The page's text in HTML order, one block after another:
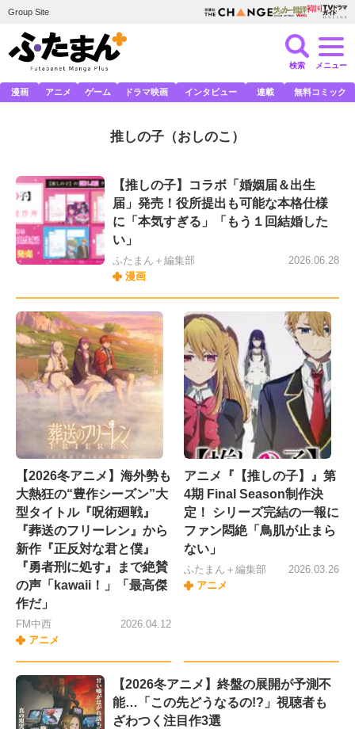
Group Site
検索 メニュー
漫画 アニメ ゲーム ドラマ映画 インタビュー 連載 無料コミック
推しの子 （おしのこ）
【推しの子】コラボ「婚姻届＆出生
届」発売！役所提出も可能な本格仕様
に「本気すぎる」「もう１回結婚した
い」
ふたまん＋編集部
漫画
2026.06.28
【2026冬アニメ】海外勢も
大熱狂の“豊作シーズン”大
型タイトル『呪術廻戦』
『葬送のフリーレン』から
新作『正反対な君と僕』
『勇者刑に処す』まで絶賛
の声「kawaii！」「最高傑
作だ」
FM中西
アニメ
2026.04.12
アニメ『【推しの子】』第
4期 Final Season制作決
定！ シリーズ完結の一報に
ファン悶絶「鳥肌が止まら
ない」
ふたまん＋編集部
アニメ
2026.03.26
【2026冬アニメ】終盤の展開が予測不
能…「この先どうなるの!?」視聴者も
ざわつく注目作3選